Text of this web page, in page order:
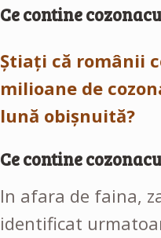
Ce contine
Știați că românii
milioane de
lună obișnuită?
Ce contine
In afara de faina,
identificat